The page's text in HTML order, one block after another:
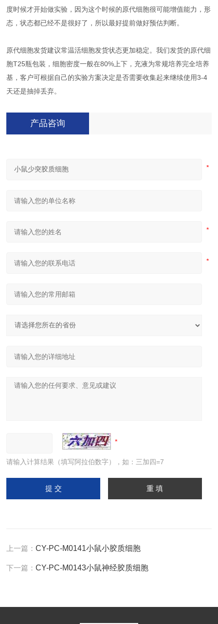
度时候才开始做实验，因为这个时候的原代细胞很可能增值能力，形
态，状态都已经不是很好了，所以最好提前做好预估判断。
原代细胞发货建议常温活细胞发货状态更加稳定。我们发货的原代细
胞T25瓶包装，细胞密度一般在80%上下，充液为常规培养完全培养
基，客户可根据自己的实验方案决定是否需要收集起来继续使用3-4
天还是抽掉丢弃。
产品咨询
请输入计算结果（填写阿拉伯数字），如：三加四=7
上一篇：CY-PC-M0141小鼠小胶质细胞
下一篇：CY-PC-M0143小鼠神经胶质细胞